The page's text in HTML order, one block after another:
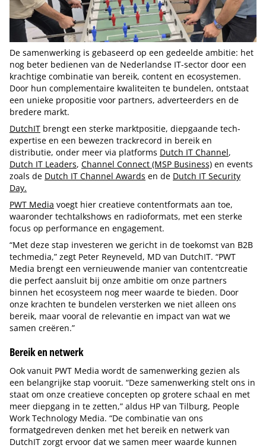
De samenwerking is gebaseerd op een gedeelde ambitie: het
nog beter bedienen van de Nederlandse IT-sector door een
krachtige combinatie van bereik, content en ecosystemen.
Door hun complementaire kwaliteiten te bundelen, ontstaat
een unieke propositie voor partners, adverteerders en de
bredere markt.
DutchIT brengt een sterke marktpositie, diepgaande tech-
expertise en een bewezen trackrecord in bereik en
distributie, onder meer via platforms Dutch IT Channel,
Dutch IT Leaders, Channel Connect (MSP Business) en events
zoals de Dutch IT Channel Awards en de Dutch IT Security
Day.
PWT Media voegt hier creatieve contentformats aan toe,
waaronder techtalkshows en radioformats, met een sterke
focus op performance en engagement.
“Met deze stap investeren we gericht in de toekomst van B2B
techmedia,” zegt Peter Reyneveld, MD van DutchIT. “PWT
Media brengt een vernieuwende manier van contentcreatie
die perfect aansluit bij onze ambitie om onze partners
binnen het ecosysteem nog meer waarde te bieden. Door
onze krachten te bundelen versterken we niet alleen ons
bereik, maar vooral de relevantie en impact van wat we
samen creëren.”
Bereik en netwerk
Ook vanuit PWT Media wordt de samenwerking gezien als
een belangrijke stap vooruit. “Deze samenwerking stelt ons in
staat om onze creatieve concepten op grotere schaal en met
meer diepgang in te zetten,” aldus HP van Tilburg, People
Work Technology Media. “De combinatie van ons
formatgedreven denken met het bereik en netwerk van
DutchIT zorgt ervoor dat we samen meer waarde kunnen